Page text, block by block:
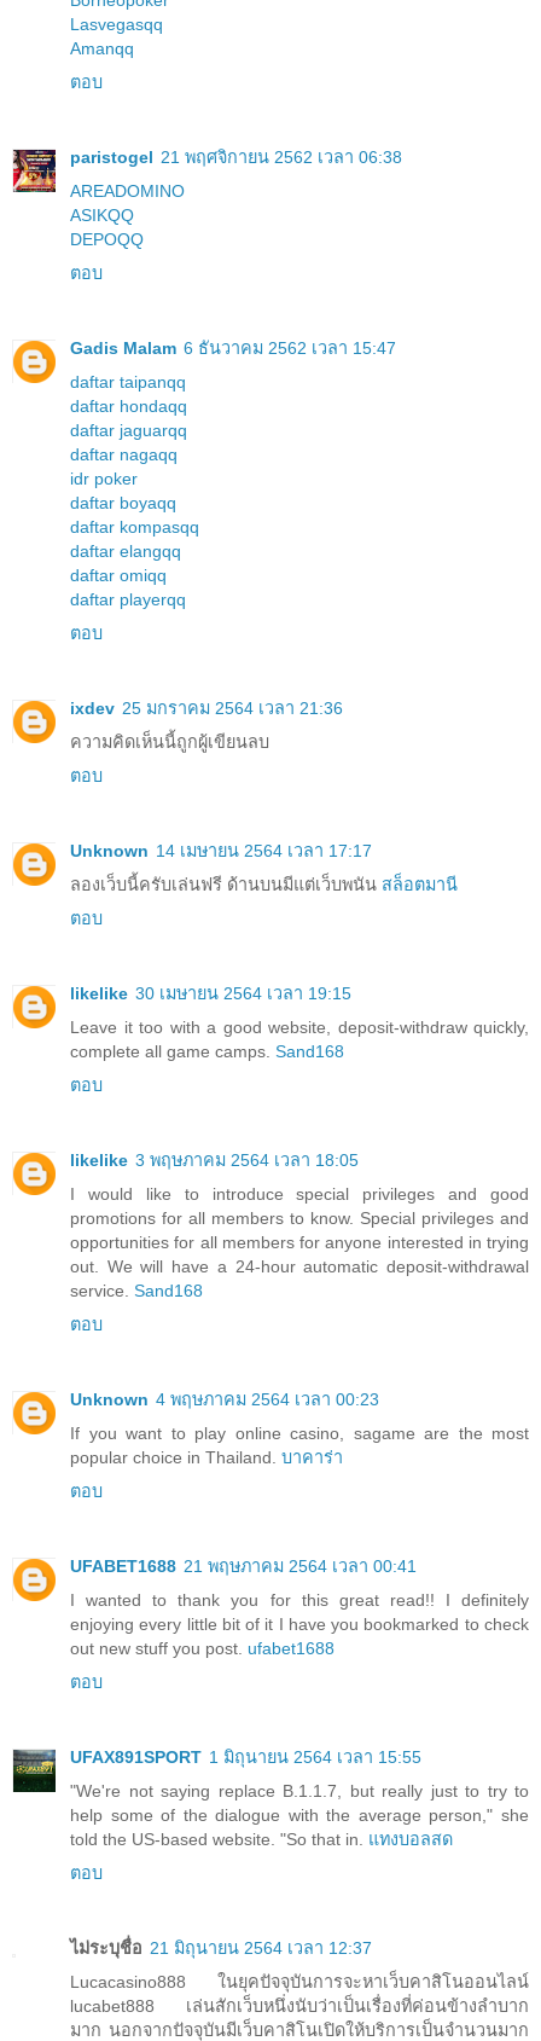
Lasvegasqq
Amanqq
ตอบ
paristogel 21 พฤศจิกายน 2562 เวลา 06:38
AREADOMINO
ASIKQQ
DEPOQQ
ตอบ
Gadis Malam 6 ธันวาคม 2562 เวลา 15:47
daftar taipanqq
daftar hondaqq
daftar jaguarqq
daftar nagaqq
idr poker
daftar boyaqq
daftar kompasqq
daftar elangqq
daftar omiqq
daftar playerqq
ตอบ
ixdev 25 มกราคม 2564 เวลา 21:36
ความคิดเห็นนี้ถูกผู้เขียนลบ
ตอบ
Unknown 14 เมษายน 2564 เวลา 17:17
ลองเว็บนี้ครับเล่นฟรี ด้านบนมีแต่เว็บพนัน สล็อตมานี
ตอบ
likelike 30 เมษายน 2564 เวลา 19:15
Leave it too with a good website, deposit-withdraw quickly,
complete all game camps. Sand168
ตอบ
likelike 3 พฤษภาคม 2564 เวลา 18:05
I would like to introduce special privileges and good
promotions for all members to know. Special privileges and
opportunities for all members for anyone interested in trying
out. We will have a 24-hour automatic deposit-withdrawal
service. Sand168
ตอบ
Unknown 4 พฤษภาคม 2564 เวลา 00:23
If you want to play online casino, sagame are the most
popular choice in Thailand. บาคาร่า
ตอบ
UFABET1688 21 พฤษภาคม 2564 เวลา 00:41
I wanted to thank you for this great read!! I definitely
enjoying every little bit of it I have you bookmarked to check
out new stuff you post. ufabet1688
ตอบ
UFAX891SPORT 1 มิถุนายน 2564 เวลา 15:55
"We're not saying replace B.1.1.7, but really just to try to
help some of the dialogue with the average person," she
told the US-based website. "So that in. แทงบอลสด
ตอบ
ไม่ระบุชื่อ 21 มิถุนายน 2564 เวลา 12:37
Lucacasino888 ในยุคปัจจุบันการจะหาเว็บคาสิโนออนไลน์
lucabet888 เล่นสักเว็บหนึ่งนับว่าเป็นเรื่องที่ค่อนข้างลำบาก
มาก นอกจากปัจจุบันมีเว็บคาสิโนเปิดให้บริการเป็นจำนวนมาก